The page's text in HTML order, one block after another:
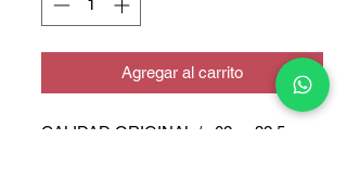
Agregar al carrito
CALIDAD ORIGINAL / a02 - a32 5g